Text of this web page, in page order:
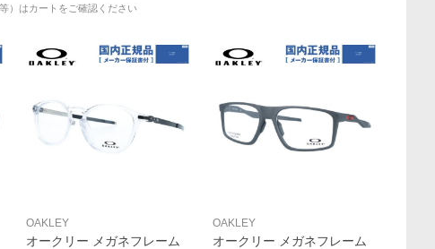
）はカートをご確認ください
OAKLEY
オークリー メガネフレーム
OAKLEY
オークリー メガネフレーム